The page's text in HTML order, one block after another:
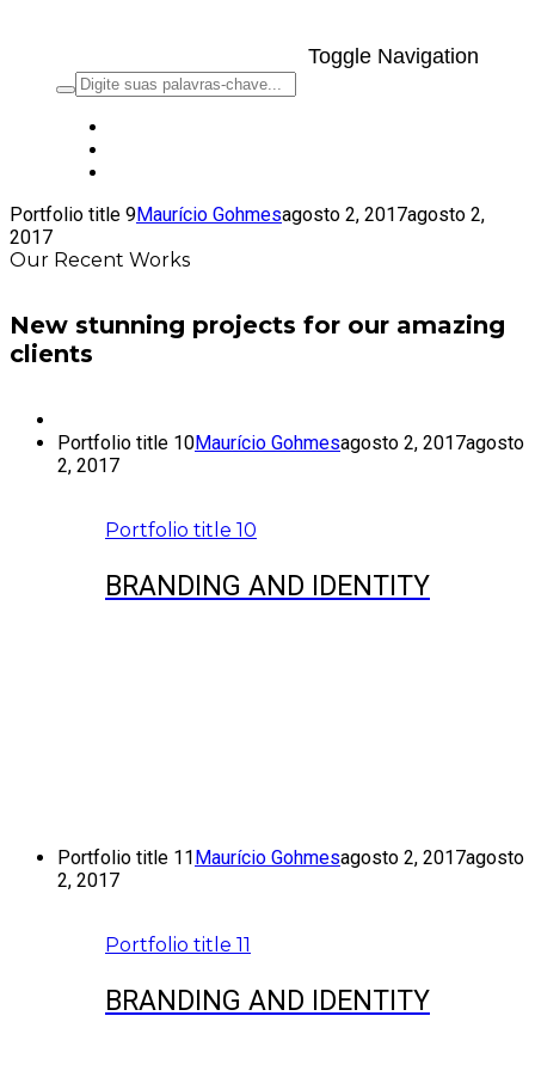
Toggle Navigation
Portfolio title 9Maurício Gohmesagosto 2, 2017agosto 2,
2017
Our Recent Works
New stunning projects for our amazing
clients
Portfolio title 10Maurício Gohmesagosto 2, 2017agosto
2, 2017
Portfolio title 10
BRANDING AND IDENTITY
Portfolio title 11Maurício Gohmesagosto 2, 2017agosto
2, 2017
Portfolio title 11
BRANDING AND IDENTITY